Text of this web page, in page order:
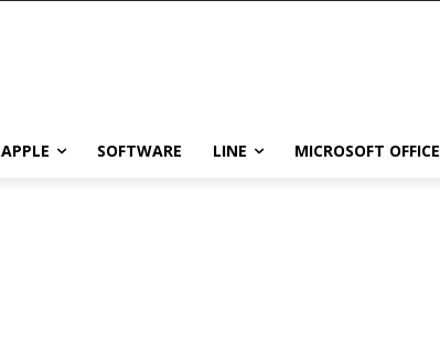
APPLE SOFTWARE LINE MICROSOFT OFFICE